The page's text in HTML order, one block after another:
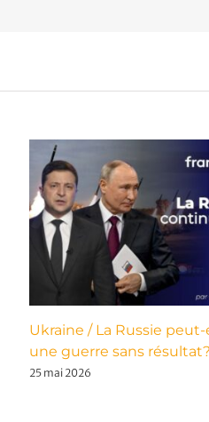
Ukraine / La Russie
une guerre sans résultat?
25 mai 2026